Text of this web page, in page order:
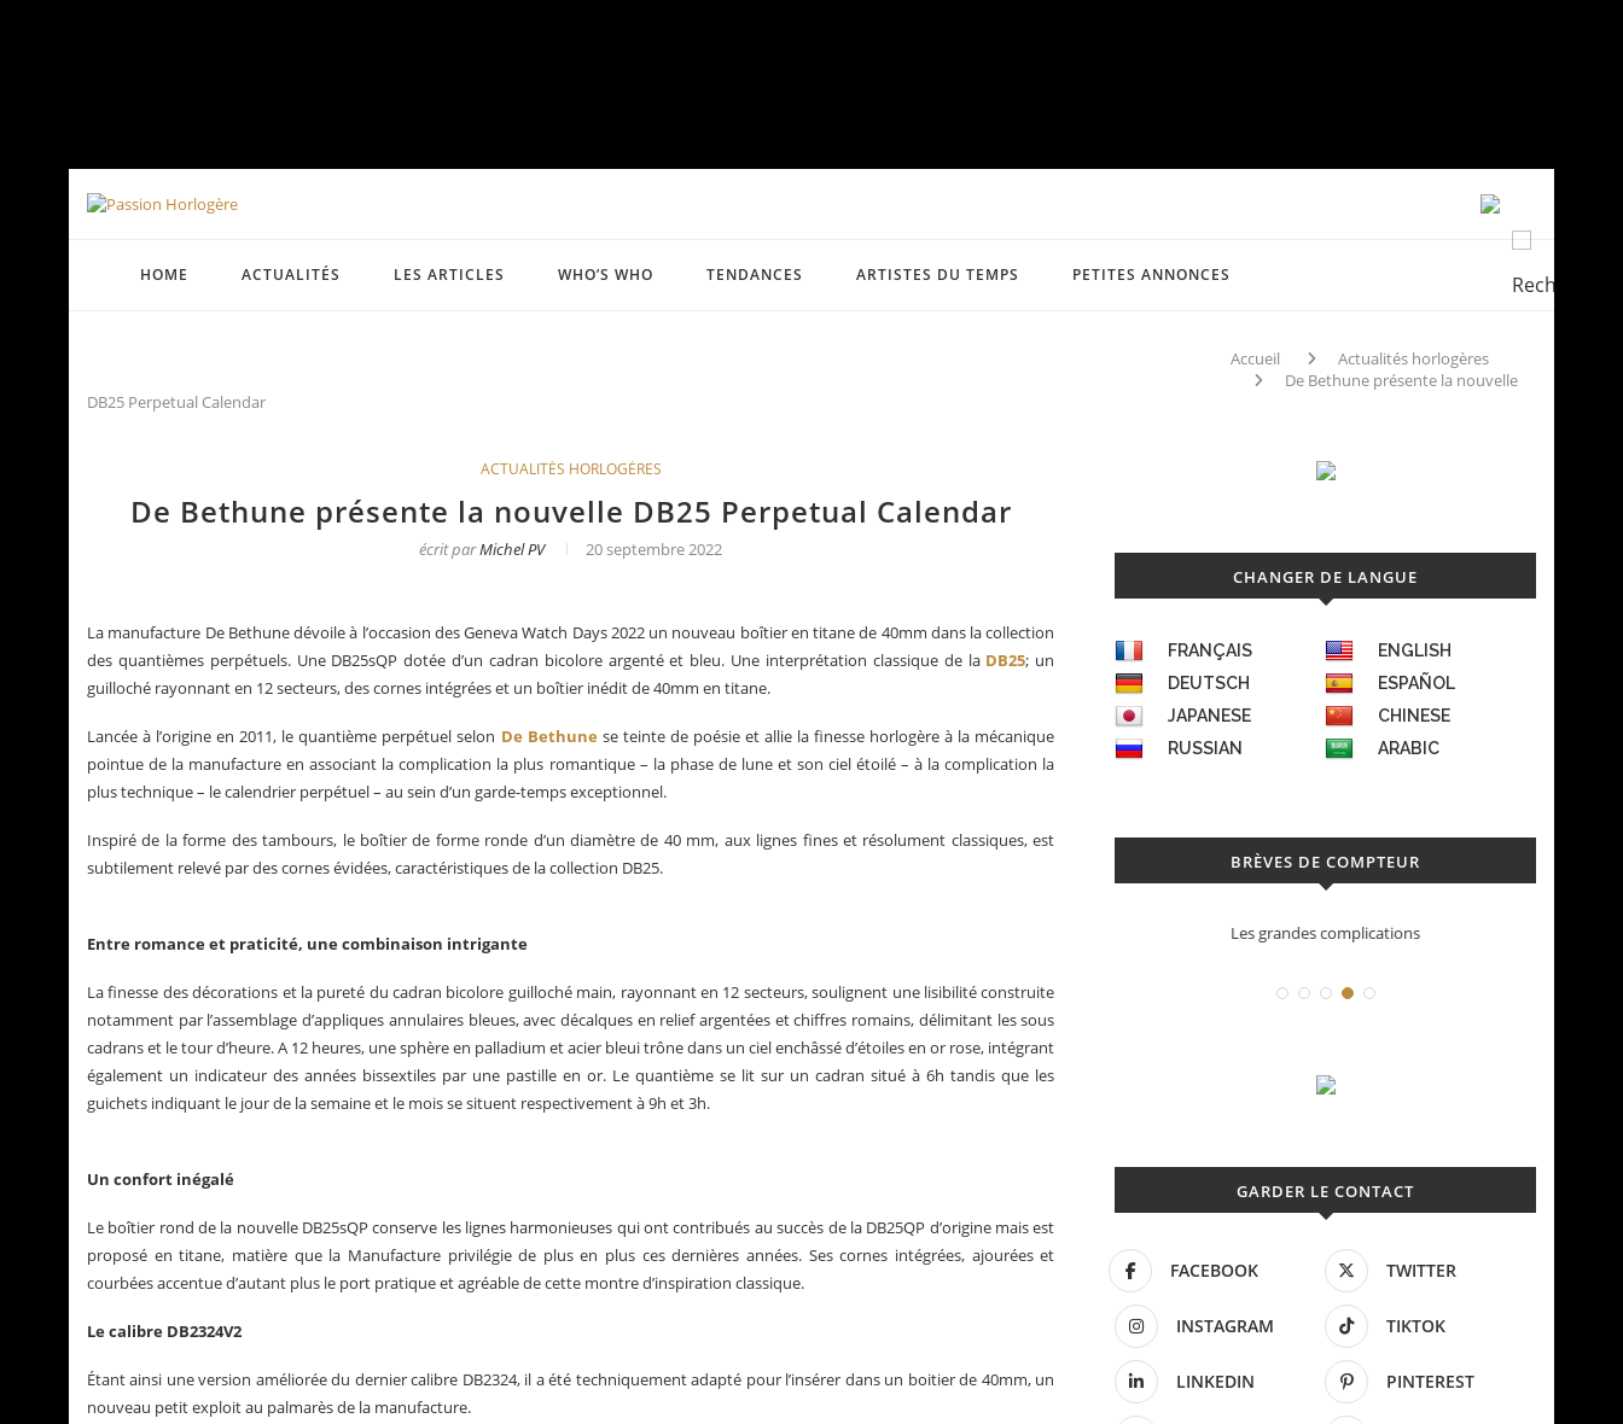
HOME ACTUALITÉS LES ARTICLES WHO’S WHO TENDANCES ARTISTES DU TEMPS PETITES ANNONCES
Accueil
Actualités horlogères
De Bethune présente la nouvelle
DB25 Perpetual Calendar
ACTUALITÉS HORLOGÈRES
De Bethune présente la nouvelle DB25 Perpetual Calendar
écrit parMichel PV 20 septembre 2022
La manufacture De Bethune dévoile à l’occasion des Geneva Watch Days 2022 un nouveau boîtier en titane de 40mm dans la collection
des quantièmes perpétuels. Une DB25sQP dotée d’un cadran bicolore argenté et bleu. Une interprétation classique de la DB25; un
guilloché rayonnant en 12 secteurs, des cornes intégrées et un boîtier inédit de 40mm en titane.
Lancée à l’origine en 2011, le quantième perpétuel selon De Bethune se teinte de poésie et allie la finesse horlogère à la mécanique
pointue de la manufacture en associant la complication la plus romantique – la phase de lune et son ciel étoilé – à la complication la
plus technique – le calendrier perpétuel – au sein d’un garde-temps exceptionnel.
Inspiré de la forme des tambours, le boîtier de forme ronde d’un diamètre de 40 mm, aux lignes fines et résolument classiques, est
subtilement relevé par des cornes évidées, caractéristiques de la collection DB25.
Entre romance et praticité, une combinaison intrigante
La finesse des décorations et la pureté du cadran bicolore guilloché main, rayonnant en 12 secteurs, soulignent une lisibilité construite
notamment par l’assemblage d’appliques annulaires bleues, avec décalques en relief argentées et chiffres romains, délimitant les sous
cadrans et le tour d’heure. A 12 heures, une sphère en palladium et acier bleui trône dans un ciel enchâssé d’étoiles en or rose, intégrant
également un indicateur des années bissextiles par une pastille en or. Le quantième se lit sur un cadran situé à 6h tandis que les
guichets indiquant le jour de la semaine et le mois se situent respectivement à 9h et 3h.
Un confort inégalé
Le boîtier rond de la nouvelle DB25sQP conserve les lignes harmonieuses qui ont contribués au succès de la DB25QP d’origine mais est
proposé en titane, matière que la Manufacture privilégie de plus en plus ces dernières années. Ses cornes intégrées, ajourées et
courbées accentue d’autant plus le port pratique et agréable de cette montre d’inspiration classique.
Le calibre DB2324V2
Étant ainsi une version améliorée du dernier calibre DB2324, il a été techniquement adapté pour l’insérer dans un boitier de 40mm, un
nouveau petit exploit au palmarès de la manufacture.
CHANGER DE LANGUE
FRANÇAIS
ENGLISH
DEUTSCH
ESPAÑOL
JAPANESE
CHINESE
RUSSIAN
ARABIC
BRÈVES DE COMPTEUR
Le business des montres en 2025 Déconstruction Parmigiani Fleurier
GARDER LE CONTACT
FACEBOOK TWITTER
INSTAGRAM TIKTOK
LINKEDIN PINTEREST